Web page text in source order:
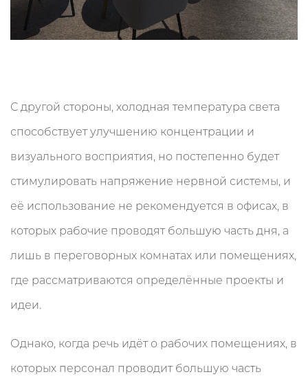
С другой стороны, холодная температура света
способствует улучшению концентрации и
визуального восприятия, но постепенно будет
стимулировать напряжение нервной системы, и
её использование не рекомендуется в офисах, в
которых рабочие проводят большую часть дня, а
лишь в переговорных комнатах или помещениях,
где рассматриваются определённые проекты и
идеи.
Однако, когда речь идёт о рабочих помещениях, в
которых персонал проводит большую часть